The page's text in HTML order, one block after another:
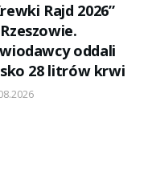
Rajd 2026”
oddali
28 litrów krwi